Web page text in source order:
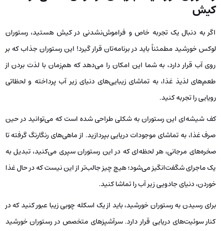
کیش
اگر به دنبال یک تجربه خاص و فراموش‌نشدنی در کیش هستید، رستوران
لوکس خورشید مطمئناً باید در برنامه‌تان قرار گیرد! این رستوران جذاب که بر
روی آب قرار دارد، به شما این امکان را می‌دهد که هم‌زمان با لذت بردن از
طعم‌های لذیذ غذا، به تماشای زیبایی‌های دنیای زیر آب پرداخته و لحظاتی
رویایی را تجربه کنید.
کف شیشه‌ای این رستوران به شکلی طراحی شده است که می‌توانید در حین
صرف غذا، به تماشای موجودات دریایی بپردازید. از ماهی‌های رنگارنگ گرفته تا
صخره‌های مرجانی، هر لحظه‌ای که در این رستوران سپری می‌کنید، تبدیل به
یک ماجرای شگفت‌انگیز می‌شود؛ هیچ چیز جالب‌تر از این نیست که در حال غذا
خوردن، دنیای جادویی زیر آب را تماشا کنید.
برای رسیدن به رستوران خورشید، باید از یک اسکله چوبی زیبا عبور کنید که در
کنار سوئیت‌های دریایی قرار دارد. سرآشپزهای متخصص در رستوران خورشید